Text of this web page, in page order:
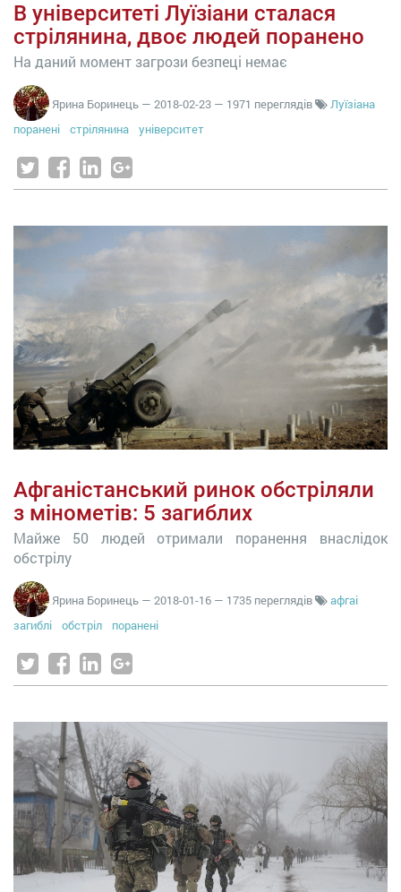
В університеті Луїзіани сталася
стрілянина, двоє людей поранено
На даний момент загрози безпеці немає
Ярина Боринець — 2018-02-23 — 1971 переглядів
Луїзіана
поранені
стрілянина університет
Афганістанський ринок обстріляли
з мінометів: 5 загиблих
Майже 50 людей отримали поранення внаслідок
обстрілу
Ярина Боринець — 2018-01-16 — 1735 переглядів
афгаі
загиблі
обстріл поранені